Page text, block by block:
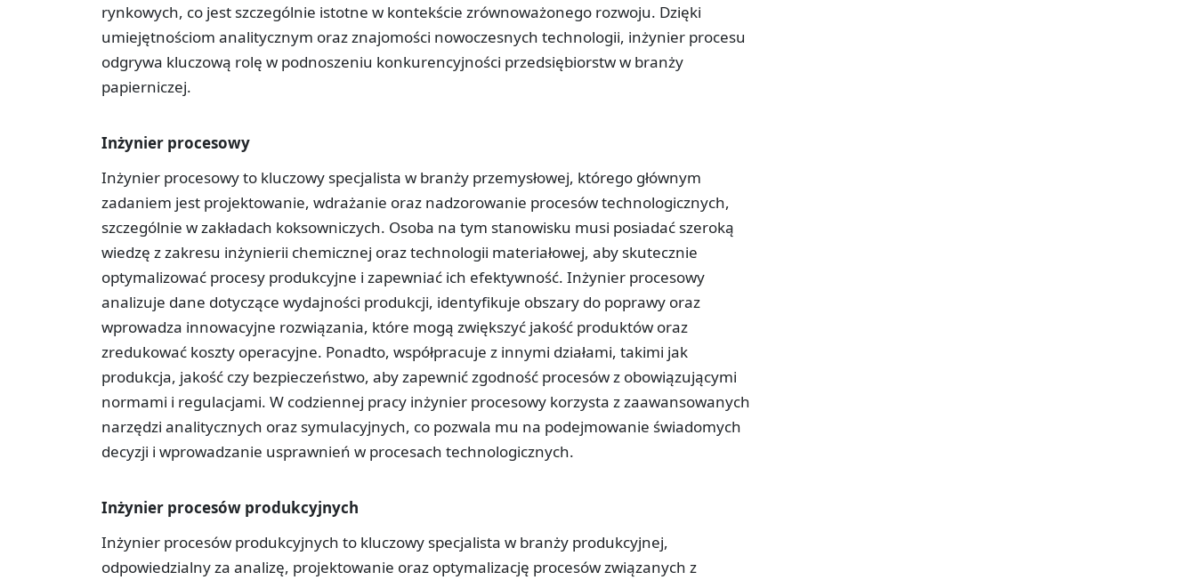
rynkowych, co jest szczególnie istotne w kontekście zrównoważonego rozwoju. Dzięki
umiejętnościom analitycznym oraz znajomości nowoczesnych technologii, inżynier procesu
odgrywa kluczową rolę w podnoszeniu konkurencyjności przedsiębiorstw w branży
papierniczej.
Inżynier procesowy
Inżynier procesowy to kluczowy specjalista w branży przemysłowej, którego głównym
zadaniem jest projektowanie, wdrażanie oraz nadzorowanie procesów technologicznych,
szczególnie w zakładach koksowniczych. Osoba na tym stanowisku musi posiadać szeroką
wiedzę z zakresu inżynierii chemicznej oraz technologii materiałowej, aby skutecznie
optymalizować procesy produkcyjne i zapewniać ich efektywność. Inżynier procesowy
analizuje dane dotyczące wydajności produkcji, identyfikuje obszary do poprawy oraz
wprowadza innowacyjne rozwiązania, które mogą zwiększyć jakość produktów oraz
zredukować koszty operacyjne. Ponadto, współpracuje z innymi działami, takimi jak
produkcja, jakość czy bezpieczeństwo, aby zapewnić zgodność procesów z obowiązującymi
normami i regulacjami. W codziennej pracy inżynier procesowy korzysta z zaawansowanych
narzędzi analitycznych oraz symulacyjnych, co pozwala mu na podejmowanie świadomych
decyzji i wprowadzanie usprawnień w procesach technologicznych.
Inżynier procesów produkcyjnych
Inżynier procesów produkcyjnych to kluczowy specjalista w branży produkcyjnej,
odpowiedzialny za analizę, projektowanie oraz optymalizację procesów związanych z